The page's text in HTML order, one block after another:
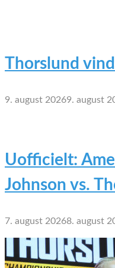
Thorslund
9. august 20269. august
Uofficielt:
Johnson vs.
7. august 20268. august